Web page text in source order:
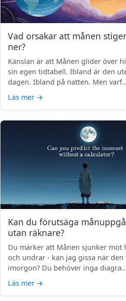
Vad orsakar att månen
ner?
Känslan är att Månen glider över
sin egen tidtabell. Ibland är den
dagen. Ibland på natten. Men
Läs mer →
Kan du förutsäga
utan räknare?
Du märker att Månen sjunker mot
och undrar - kan jag gissa när
imorgon? Du behöver inga
Läs mer →